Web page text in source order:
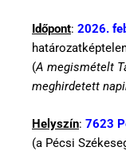
Időpont: 2026.
(A megismételt
meghirdetett
Helyszín: 7623
(a Pécsi